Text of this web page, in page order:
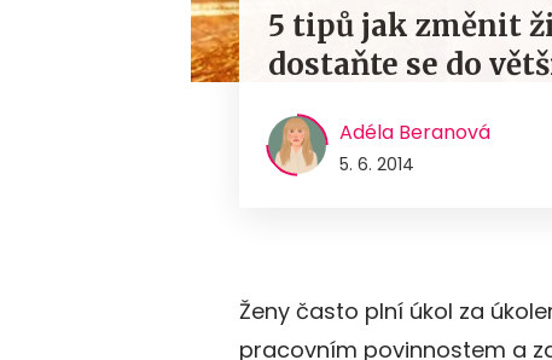
5 tipů jak změnit
dostaňte se do
Adéla Beranová
5. 6. 2014
Ženy často plní úkol za
pracovním povinnostem a